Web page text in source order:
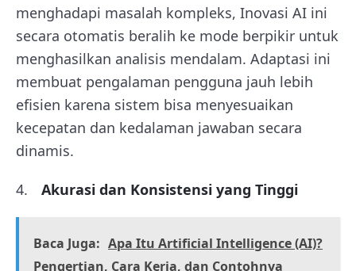
menghadapi masalah kompleks, Inovasi AI ini
secara otomatis beralih ke mode berpikir untuk
menghasilkan analisis mendalam. Adaptasi ini
membuat pengalaman pengguna jauh lebih
efisien karena sistem bisa menyesuaikan
kecepatan dan kedalaman jawaban secara
dinamis.
Akurasi dan Konsistensi yang Tinggi
Baca Juga: Apa Itu Artificial Intelligence (AI)?
Pengertian, Cara Kerja, dan Contohnya